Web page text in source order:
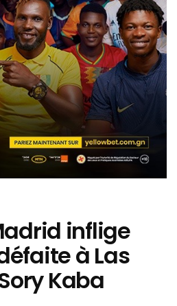
inflige
à Las
Kaba